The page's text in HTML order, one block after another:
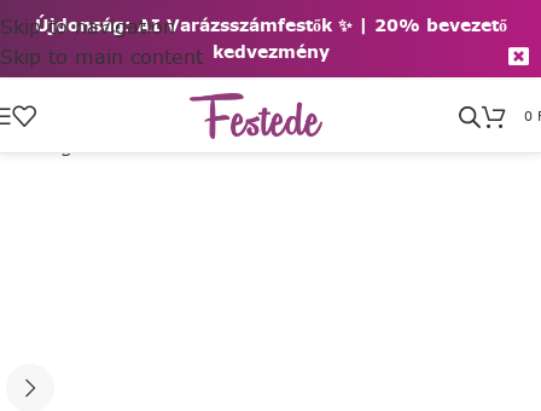
Újdonság: AI Varázsszámfestők ✨ | 20% bevezető
kedvezmény
Skip to navigation
Skip to main content
0